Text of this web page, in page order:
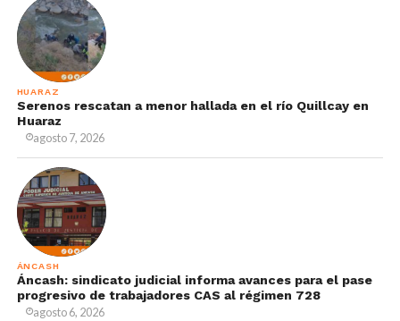
HUARAZ
Serenos rescatan a menor hallada en el río Quillcay en
Huaraz
agosto 7, 2026
ÁNCASH
Áncash: sindicato judicial informa avances para el pase
progresivo de trabajadores CAS al régimen 728
agosto 6, 2026